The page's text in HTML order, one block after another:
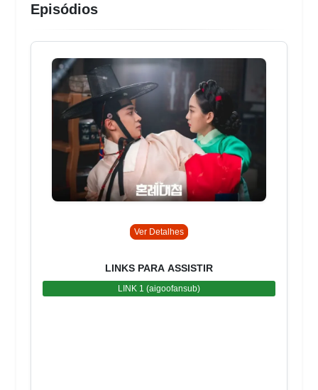
Episódios
Ver Detalhes
LINKS PARA ASSISTIR
LINK 1 (aigoofansub)